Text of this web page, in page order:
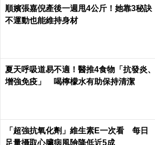
順嬪張嘉倪產後一週甩4公斤！她靠3秘訣
不運動也能維持身材
夏天呼吸道易不適！醫推4食物「抗發炎、
增強免疫」 喝檸檬水有助保持清潔
「超強抗氧化劑」維生素E一次看 每日
足量攝取心臟病風險降低近5成